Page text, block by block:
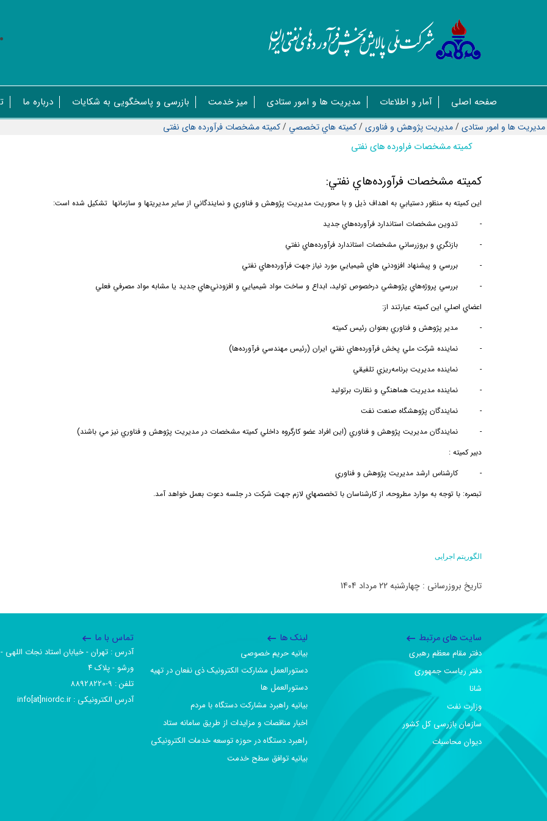
صفحه اصلی آمار و اطلاعات مدیریت ها و امور ستادی میز خدمت بازرسی و پاسخگویی به شکایات درباره ما
مدیریت ها و امور ستادی/مدیریت پژوهش و فناوری/کمیته هاي تخصصي /كميته مشخصات فرآورده های نفتی
کمیته مشخصات فراورده های نفتی
كميته مشخصات فرآورده‌هاي نفتي:
اين كميته به منظور دستيابي به اهداف ذيل و با محوريت مديريت پژوهش و فناوري و نمايندگاني از ساير مديريتها و سازمانها تشكيل شده است:
- تدوين مشخصات استاندارد فرآورده‌هاي جديد
- بازنگري و بروزرساني مشخصات استاندارد فرآورده‌هاي نفتي
- بررسي و پيشنهاد افزودني هاي شيميايي مورد نياز جهت فرآورده‌هاي نفتي
- بررسي پروژه‌هاي پژوهشي درخصوص توليد، ابداع و ساخت مواد شيميايي و افزودني‌هاي جديد يا مشابه مواد مصرفي فعلي
اعضاي اصلي اين كميته عبارتند از:
- مدير پژوهش و فناوري بعنوان رئيس كميته
- نماينده شركت ملي پخش فرآورده‌هاي نفتي ايران (رئيس مهندسي فرآورده‌ها)
- نماينده مديريت برنامه‌ريزي تلفيقي
- نماينده مديريت هماهنگي و نظارت برتوليد
- نمايندگان پژوهشگاه صنعت نفت
- نمايندگان مديريت پژوهش و فناوري (اين افراد عضو كارگروه داخلي كميته مشخصات در مديريت پژوهش و فناوري نيز مي باشند)
دبير كميته :
-كارشناس ارشد مديريت پژوهش و فناوري
تبصره: با توجه به موارد مطروحه، از كارشناسان با تخصصهاي لازم جهت شركت در جلسه دعوت بعمل خواهد آمد.
الگوریتم اجرایی
تاریخ بروزرسانی : چهارشنبه 22 مرداد 1404
سایت های مرتبط
دفتر مقام معظم رهبری
دفتر ریاست جمهوری
شانا
وزارت نفت
سازمان بازرسی کل کشور
دیوان محاسبات
لینک ها
بیانیه حریم خصوصی
دستورالعمل مشارکت الکترونیک ذی نفعان در تهیه
دستورالعمل ها
بیانیه راهبرد مشارکت دستگاه با مردم
اخبار مناقصات و مزایدات از طریق سامانه ستاد
راهبرد دستگاه در حوزه توسعه خدمات الکترونیکی
بیانیه توافق سطح خدمت
تماس با ما
آدرس :‌ تهران - خیابان استاد نجات اللهی -
ورشو - پلاک ۴
تلفن :‌ 9-88928220
آدرس الکترونیکی :‌ info[at]niordc.ir